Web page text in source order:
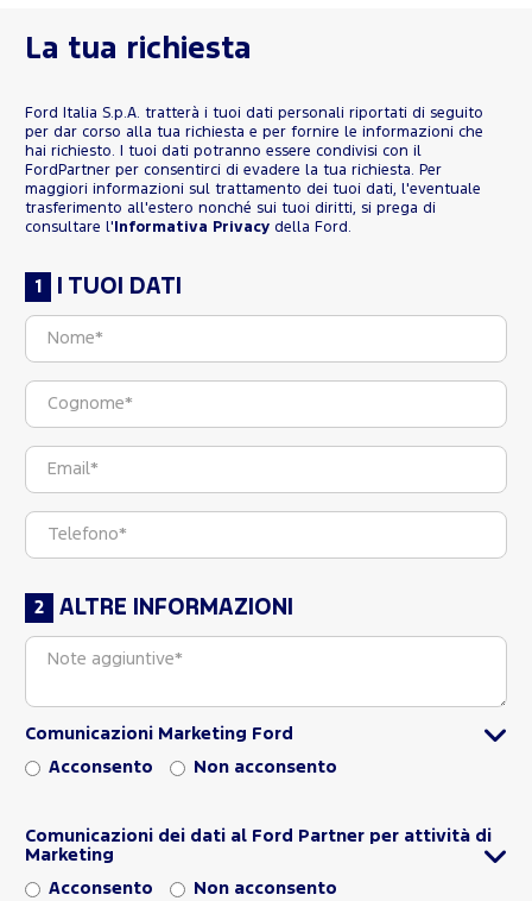
La tua richiesta
Ford Italia S.p.A. tratterà i tuoi dati personali riportati di seguito
per dar corso alla tua richiesta e per fornire le informazioni che
hai richiesto. I tuoi dati potranno essere condivisi con il
FordPartner per consentirci di evadere la tua richiesta. Per
maggiori informazioni sul trattamento dei tuoi dati, l'eventuale
trasferimento all'estero nonché sui tuoi diritti, si prega di
consultare l' Informativa Privacy della Ford.
I TUOI DATI
ALTRE INFORMAZIONI
Comunicazioni Marketing Ford
Acconsento Non acconsento
Comunicazioni dei dati al Ford Partner per attività di
Marketing
Acconsento Non acconsento